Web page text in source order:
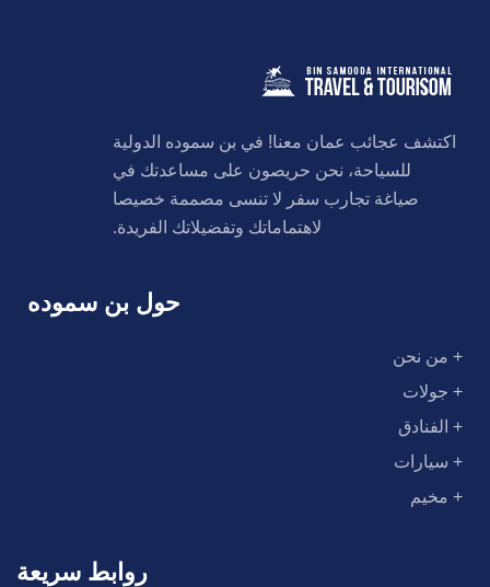
اكتشف عجائب عمان معنا! في بن سموده الدولية
للسياحة، نحن حريصون على مساعدتك في
صياغة تجارب سفر لا تنسى مصممة خصيصا
لاهتماماتك وتفضيلاتك الفريدة.
حول بن سموده
+ من نحن
+ جولات
+ الفنادق
+ سيارات
+ مخيم
روابط سريعة